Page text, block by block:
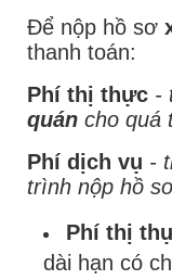
Để nộp hồ sơ
thanh toán:
Phí thị thực -
quán cho quá
Phí dịch vụ -
trình nộp hồ
Phí thị
dài hạn có